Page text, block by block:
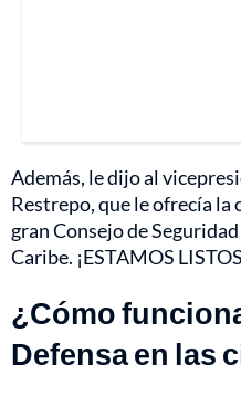
Además, le dijo al
Restrepo, que le ofrecía la
gran Consejo de
Caribe. ¡ESTAMOS
¿Cómo
Defensa en las